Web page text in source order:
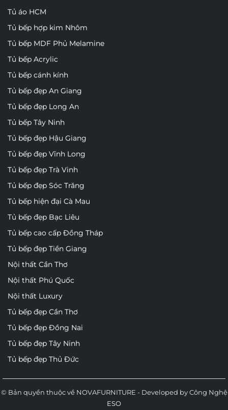
Tủ áo HCM
Tủ bếp hợp kim Nhôm
Tủ bếp MDF Phủ Melamine
Tủ bếp Acrylic
Tủ bếp cánh kính
Tủ bếp đẹp An Giang
Tủ bếp đẹp Long An
Tủ bếp Tây Ninh
Tủ bếp đẹp Hậu Giang
Tủ bếp đẹp Vĩnh Long
Tủ bếp đẹp Trà Vinh
Tủ bếp đẹp Sóc Trăng
Tủ bếp hiện đại Cà Mau
Tủ bếp đẹp Bạc Liêu
Tủ bếp cao cấp Đồng Tháp
Tủ bếp đẹp Tiền Giang
Nội thất Cần Thơ
Nội thất Phú Quốc
Nội thất Luxury
Tủ bếp đẹp Cần Thơ
Tủ bếp đẹp Đồng Nai
Tủ bếp đẹp Tây Ninh
Tủ bếp đẹp Thủ Đức
© Bản quyền thuộc về NOVAFURNITURE - Developed by Công Nghệ
ESO